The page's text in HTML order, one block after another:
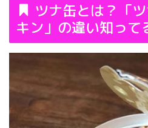
ツナ缶とは？「
キン」の違い知って